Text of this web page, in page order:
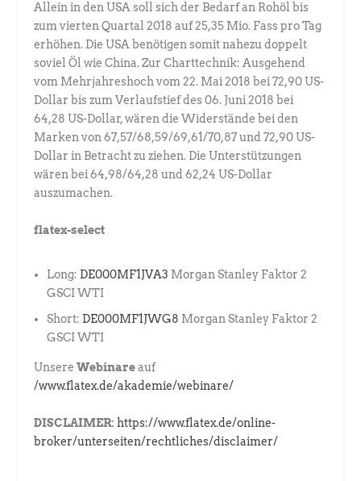
Allein in den USA soll sich der Bedarf an Rohöl bis
zum vierten Quartal 2018 auf 25,35 Mio. Fass pro Tag
erhöhen. Die USA benötigen somit nahezu doppelt
soviel Öl wie China. Zur Charttechnik: Ausgehend
vom Mehrjahreshoch vom 22. Mai 2018 bei 72,90 US-
Dollar bis zum Verlaufstief des 06. Juni 2018 bei
64,28 US-Dollar, wären die Widerstände bei den
Marken von 67,57/68,59/69,61/70,87 und 72,90 US-
Dollar in Betracht zu ziehen. Die Unterstützungen
wären bei 64,98/64,28 und 62,24 US-Dollar
auszumachen.
flatex-select
Long: DE000MF1JVA3 Morgan Stanley Faktor 2
GSCI WTI
Short: DE000MF1JWG8 Morgan Stanley Faktor 2
GSCI WTI
UnsereWebinareauf
/www.flatex.de/akademie/webinare/
DISCLAIMER: https://www.flatex.de/online-
broker/unterseiten/rechtliches/disclaimer/